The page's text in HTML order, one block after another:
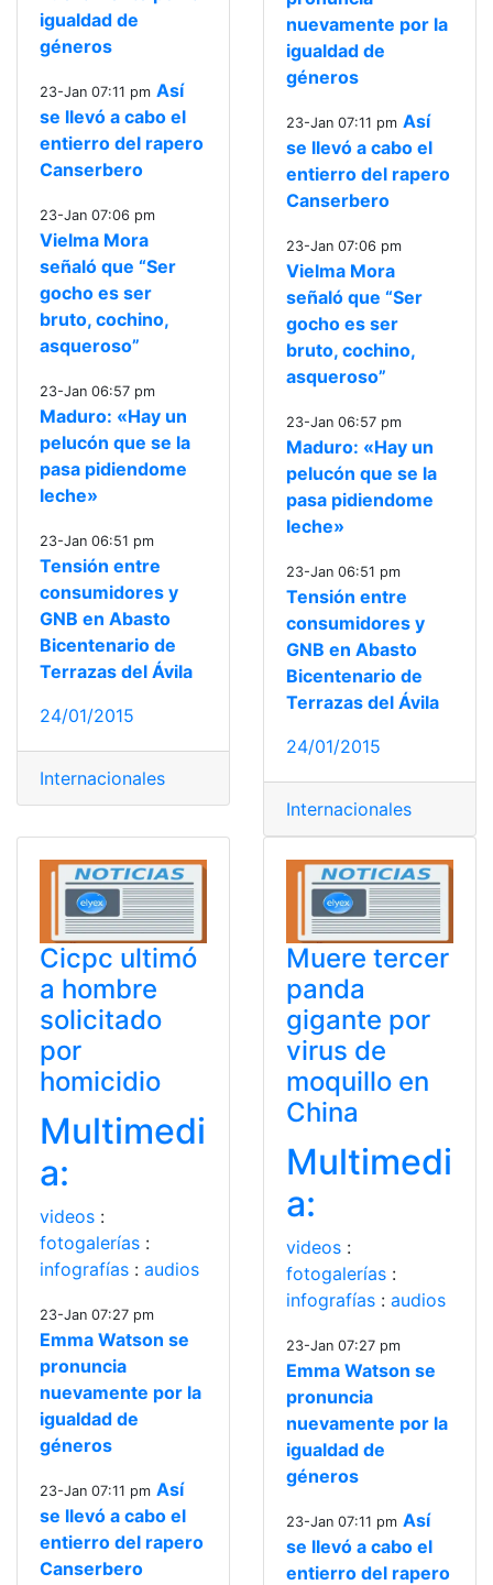
igualdad de
géneros
23-Jan 07:11 pm Así
se llevó a cabo el
entierro del rapero
Canserbero
23-Jan 07:06 pm
Vielma Mora
señaló que “Ser
gocho es ser
bruto, cochino,
asqueroso”
23-Jan 06:57 pm
Maduro: «Hay un
pelucón que se la
pasa pidiendome
leche»
23-Jan 06:51 pm
Tensión entre
consumidores y
GNB en Abasto
Bicentenario de
Terrazas del Ávila
24/01/2015
Internacionales
nuevamente por la
igualdad de
géneros
23-Jan 07:11 pm Así
se llevó a cabo el
entierro del rapero
Canserbero
23-Jan 07:06 pm
Vielma Mora
señaló que “Ser
gocho es ser
bruto, cochino,
asqueroso”
23-Jan 06:57 pm
Maduro: «Hay un
pelucón que se la
pasa pidiendome
leche»
23-Jan 06:51 pm
Tensión entre
consumidores y
GNB en Abasto
Bicentenario de
Terrazas del Ávila
24/01/2015
Internacionales
Cicpc ultimó
a hombre
solicitado
por
homicidio
Multimedi
a:
videos :
fotogalerías :
infografías : audios
23-Jan 07:27 pm
Emma Watson se
pronuncia
nuevamente por la
igualdad de
géneros
23-Jan 07:11 pm Así
se llevó a cabo el
entierro del rapero
Canserbero
Muere tercer
panda
gigante por
virus de
moquillo en
China
Multimedi
a:
videos :
fotogalerías :
infografías : audios
23-Jan 07:27 pm
Emma Watson se
pronuncia
nuevamente por la
igualdad de
géneros
23-Jan 07:11 pm Así
se llevó a cabo el
entierro del rapero